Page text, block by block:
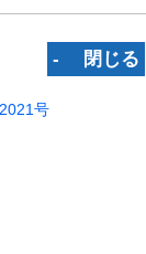
‐ 閉じる
号